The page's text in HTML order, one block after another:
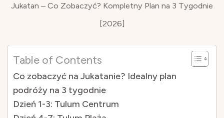
Jukatan – Co Zobaczyć? Kompletny Plan na 3 Tygodnie
[2026]
Table of Contents
Co zobaczyć na Jukatanie? Idealny plan
podróży na 3 tygodnie
Dzień 1-3: Tulum Centrum